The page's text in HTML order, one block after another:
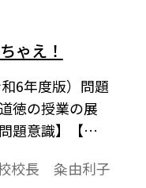
ゃえ！
6年度版）問題
徳の授業の展
題意識】【今
習指導案を構成
校長 粂由利子